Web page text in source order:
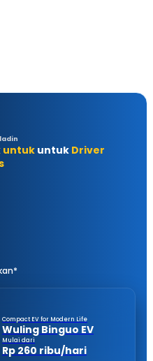
untukuntuk Driver
Compact EV for Modern Life
Wuling Binguo EV
Mulai dari
Rp 260 ribu/hari